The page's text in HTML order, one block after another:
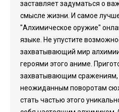
заставляет задуматься о
смысле жизни. И самое
"Алхимическое оружие"
языке. Не упустите
захватывающий мир
героями этого аниме.
захватывающим сражениям,
неожиданным поворотам
стать частью этого